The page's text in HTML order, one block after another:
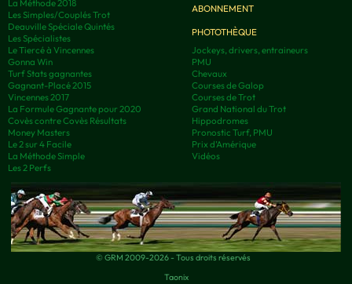
La Méthode 2018
Les Simples/Couplés Trot
Deauville Spéciale Quintés
Les Spécialistes
Le Tiercé à Vincennes
Gonna Win
Turf Stats gagnantes
Gagnant-Placé 2015
Vincennes 2017
La Formule Gagnante pour 2020
Covès contre Covès Résultats
Money Masters
Le 2 sur 4 Facile
La Méthode Simple
Les 2 Perfs
ABONNEMENT
PHOTOTHÈQUE
Jockeys, drivers, entraineurs
PMU
Chevaux
Courses de Galop
Courses de Trot
Grand National du Trot
Hippodromes
Pronostic Turf, PMU
Prix d’Amérique
Vidéos
© GRM 2009-2026 - Tous droits réservés
Taonix